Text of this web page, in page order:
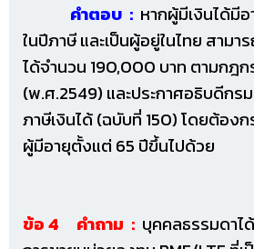
คำตอบ : หากผู้มีเงินได้มี
ในปีภาษี และเป็นผู้อยู่ในไทย สามา
ได้จำนวน 190,000 บาท ตามกฎก
(พ.ศ.2549) และประกาศอธิบดีกร
ภาษีเงินได้ (ฉบับที่ 150) โดยต้อง
ผู้มีอายุตั้งแต่ 65 ปีขึ้นไปด้วย
ข้อ 4 คำถาม : บุคคลธรรมดาไ